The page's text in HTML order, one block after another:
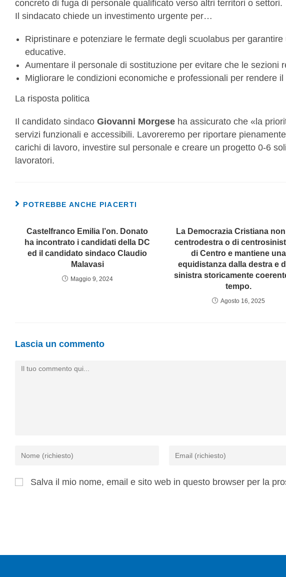
concreto di fuga di personale qualificato verso altri territori o settori.
Il sindacato chiede un investimento urgente per…
Ripristinare e potenziare le fermate degli scuolabus per
educative.
Aumentare il personale di sostituzione per evitare che le sezioni
Migliorare le condizioni economiche e professionali per rendere
La risposta politica
Il candidato sindaco Giovanni Morgese ha assicurato che «la
servizi funzionali e accessibili. Lavoreremo per riportare
carichi di lavoro, investire sul personale e creare un progetto 0-6
lavoratori.
POTREBBE ANCHE PIACERTI
Castelfranco Emilia l’on. Donato
ha incontrato i candidati della DC
ed il candidato sindaco Claudio
Malavasi
Maggio 9, 2024
La Democrazia Cristiana
centrodestra o di
di Centro e mantiene una
equidistanza dalla destra e
sinistra storicamente
tempo.
Agosto 16, 2025
Lascia un commento
Salva il mio nome, email e sito web in questo browser per la